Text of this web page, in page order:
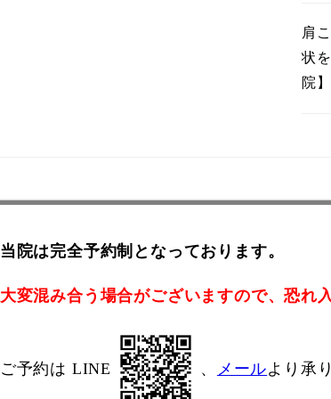
肩
状
院】
当院は完全予約制となっております。
大変混み合う場合がございますので、恐れ
ご予約は LINE 、 メールより承